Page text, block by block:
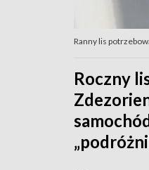
Ranny lis
Roczny